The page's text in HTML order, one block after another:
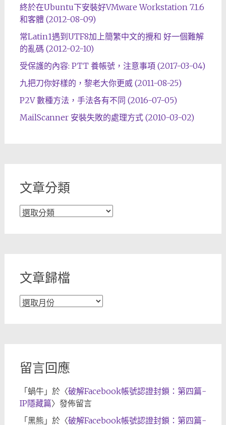
終於在Ubuntu下安裝好VMware Workstation 7.1.6
和客體 (2012-08-09)
常Latin1遇到UTF8加上簡繁中文的攪和 好一個難解
的亂碼 (2012-02-10)
受保護的內容: PTT 養帳號，注意事項 (2017-03-04)
九把刀你好樣的，黎老大你更威 (2011-08-25)
P2V 數種方法，手法各有不同 (2016-07-05)
MailScanner 安裝失敗的處理方式 (2010-03-02)
文章分類
文
文章歸檔
文
留言回應
「 蝸牛」於〈破解Facebook帳號認證封鎖：第四篇-
IP隱藏篇〉發佈留言
「 黑熊 」於〈破解Facebook帳號認證封鎖：第四篇-